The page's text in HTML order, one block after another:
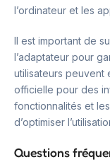
l’ordinateur et les
Il est important de
l’adaptateur pour
utilisateurs peuvent
officielle pour des
fonctionnalités et
d’optimiser
Questions